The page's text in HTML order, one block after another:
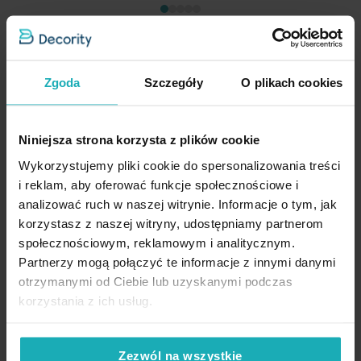
Zgoda Szczegóły O plikach cookies
Niniejsza strona korzysta z plików cookie
Wykorzystujemy pliki cookie do spersonalizowania treści
i reklam, aby oferować funkcje społecznościowe i
analizować ruch w naszej witrynie. Informacje o tym, jak
korzystasz z naszej witryny, udostępniamy partnerom
społecznościowym, reklamowym i analitycznym.
Partnerzy mogą połączyć te informacje z innymi danymi
otrzymanymi od Ciebie lub uzyskanymi podczas
korzystania z ich usług.
Zezwól na wszystkie
Firana kremowa z gładkiego mlecznego woalu wykończona
szwem obciążającym VIOLET 150x270 cm fala 1:2 Eurofirany
189,60 zł
Dodaj do koszyka
Inne rozmiary(6)